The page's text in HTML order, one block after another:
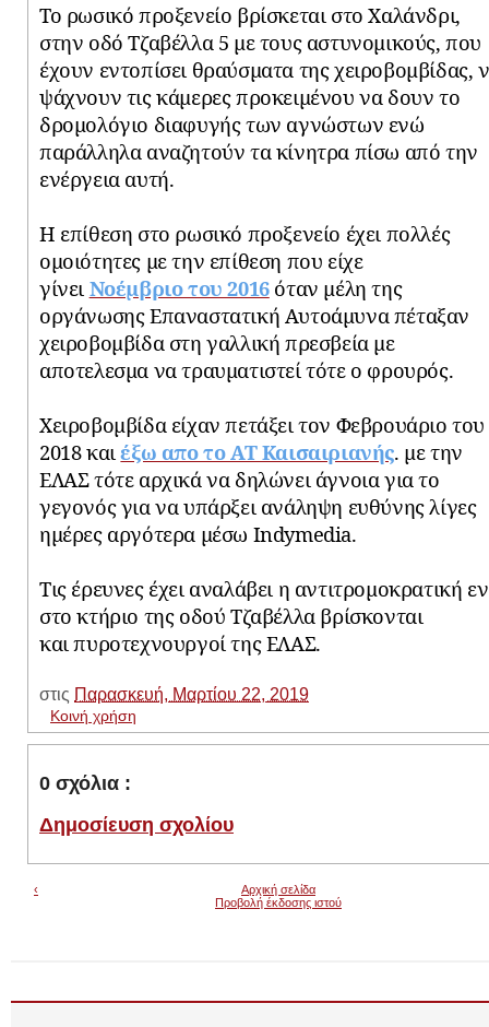
Το ρωσικό προξενείο βρίσκεται στο Χαλάνδρι,
στην οδό Τζαβέλλα 5 με τους αστυνομικούς, που
έχουν εντοπίσει θραύσματα της χειροβομβίδας,
ψάχνουν τις κάμερες προκειμένου να δουν το
δρομολόγιο διαφυγής των αγνώστων ενώ
παράλληλα αναζητούν τα κίνητρα πίσω από την
ενέργεια αυτή.
Η επίθεση στο ρωσικό προξενείο έχει πολλές
ομοιότητες με την επίθεση που είχε
γίνει Νοέμβριο του 2016όταν μέλη της
οργάνωσης Επαναστατική Αυτοάμυνα πέταξαν
χειροβομβίδα στη γαλλική πρεσβεία με
αποτελεσμα να τραυματιστεί τότε ο φρουρός.
Χειροβομβίδα είχαν πετάξει τον Φεβρουάριο του
2018 καιέξω απο το ΑΤ Καισαιριανής. με την
ΕΛΑΣ τότε αρχικά να δηλώνει άγνοια για το
γεγονός για να υπάρξει ανάληψη ευθύνης λίγες
ημέρες αργότερα μέσω Indymedia.
Τις έρευνες έχει αναλάβει η αντιτρομοκρατική
στο κτήριο της οδού Τζαβέλλα βρίσκονται
και πυροτεχνουργοί της ΕΛΑΣ.
στις Παρασκευή, Μαρτίου 22, 2019
Κοινή χρήση
0 σχόλια :
Δημοσίευση σχολίου
‹
Αρχική σελίδα
Προβολή έκδοσης ιστού